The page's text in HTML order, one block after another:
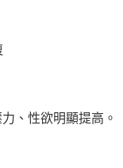
、性欲明顯提高。